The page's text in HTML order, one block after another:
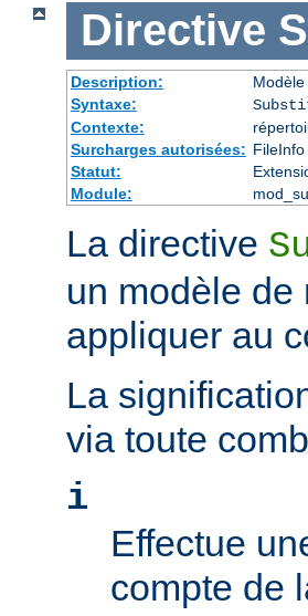
Directive
Description:
Syntaxe:
Contexte:
Surcharges autorisées: FileInfo
Statut:
Module:
La directive
un modèle de
appliquer au
La
via toute
i
Effectue
compte de